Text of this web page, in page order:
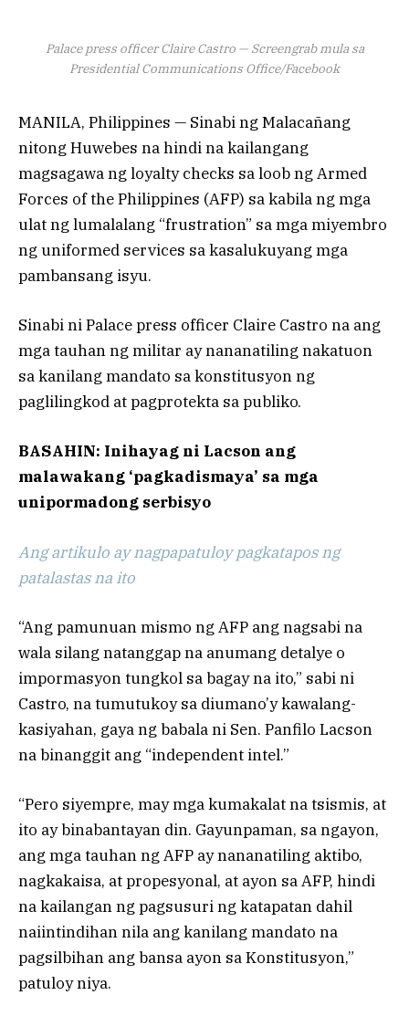
Palace press officer Claire Castro — Screengrab mula sa
Presidential Communications Office/Facebook
MANILA, Philippines — Sinabi ng Malacañang
nitong Huwebes na hindi na kailangang
magsagawa ng loyalty checks sa loob ng Armed
Forces of the Philippines (AFP) sa kabila ng mga
ulat ng lumalalang “frustration” sa mga miyembro
ng uniformed services sa kasalukuyang mga
pambansang isyu.
Sinabi ni Palace press officer Claire Castro na ang
mga tauhan ng militar ay nananatiling nakatuon
sa kanilang mandato sa konstitusyon ng
paglilingkod at pagprotekta sa publiko.
BASAHIN: Inihayag ni Lacson ang
malawakang ‘pagkadismaya’ sa mga
unipormadong serbisyo
Ang artikulo ay nagpapatuloy pagkatapos ng
patalastas na ito
“Ang pamunuan mismo ng AFP ang nagsabi na
wala silang natanggap na anumang detalye o
impormasyon tungkol sa bagay na ito,” sabi ni
Castro, na tumutukoy sa diumano’y kawalang-
kasiyahan, gaya ng babala ni Sen. Panfilo Lacson
na binanggit ang “independent intel.”
“Pero siyempre, may mga kumakalat na tsismis, at
ito ay binabantayan din. Gayunpaman, sa ngayon,
ang mga tauhan ng AFP ay nananatiling aktibo,
nagkakaisa, at propesyonal, at ayon sa AFP, hindi
na kailangan ng pagsusuri ng katapatan dahil
naiintindihan nila ang kanilang mandato na
pagsilbihan ang bansa ayon sa Konstitusyon,”
patuloy niya.